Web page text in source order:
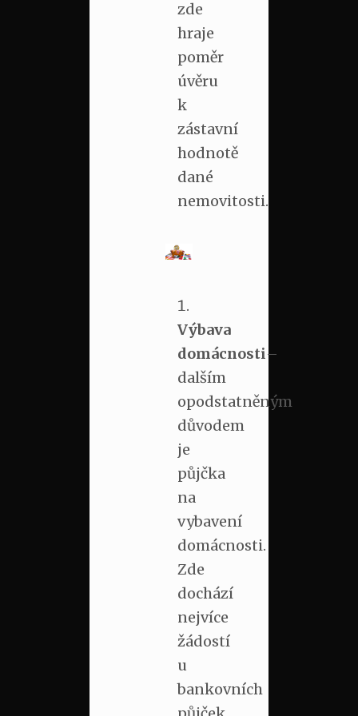
zde
hraje
poměr
úvěru
k
zástavní
hodnotě
dané
nemovitosti.
Výbava
domácnosti–
dalším
opodstatněným
důvodem
je
půjčka
na
vybavení
domácnosti.
Zde
dochází
nejvíce
žádostí
u
bankovních